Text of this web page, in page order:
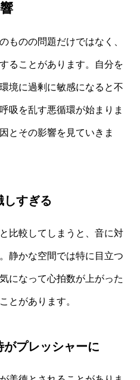
響
ものの問題だけではなく、
ることがあります。自分を
境に過剰に敏感になると不
吸を乱す悪循環が始まりま
とその影響を見ていきま
しすぎる
比較してしまうと、音に対
静かな空間では特に目立つ
になって心拍数が上がった
とがあります。
プレッシャーに